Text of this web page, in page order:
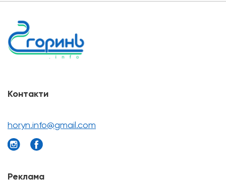
Контакти
horyn.info@gmail.com
Реклама